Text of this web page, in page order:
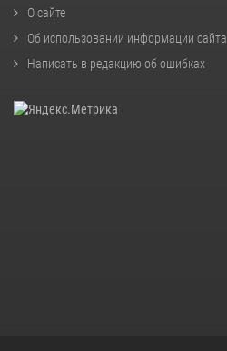
О сайте
Об использовании информации сайта
Написать в редакцию об ошибках